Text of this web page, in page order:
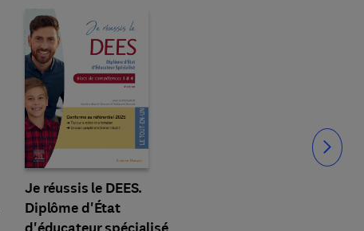
Je réussis le DEES.
Diplôme d'État
Slide